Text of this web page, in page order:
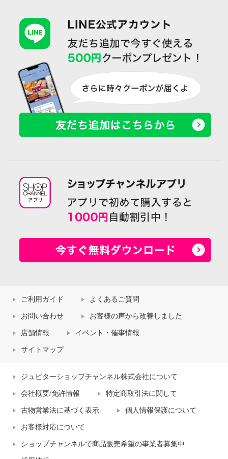
ご利用ガイド よくあるご質問
お問い合わせ お客様の声から改善しました
店舗情報 イベント・催事情報
サイトマップ
ジュピターショップチャンネル株式会社について
会社概要/免許情報 特定商取引法に関して
古物営業法に基づく表示 個人情報保護について
お客様対応について
ショップチャンネルで商品販売希望の事業者募集中